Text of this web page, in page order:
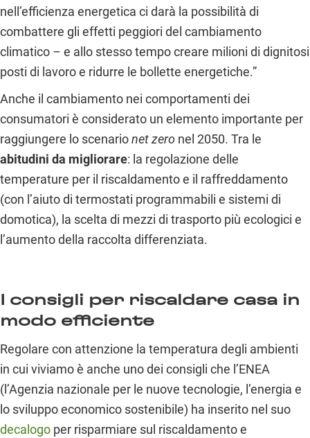
nell’efficienza energetica ci darà la possibilità di
combattere gli effetti peggiori del cambiamento
climatico – e allo stesso tempo creare milioni di dignitosi
posti di lavoro e ridurre le bollette energetiche.”
Anche il cambiamento nei comportamenti dei
consumatori è considerato un elemento importante per
raggiungere lo scenarionet zero nel 2050. Tra le
abitudini da migliorare: la regolazione delle
temperature per il riscaldamento e il raffreddamento
(con l’aiuto di termostati programmabili e sistemi di
domotica), la scelta di mezzi di trasporto più ecologici e
l’aumento della raccolta differenziata.
I consigli per riscaldare casa in
modo efficiente
Regolare con attenzione la temperatura degli ambienti
in cui viviamo è anche uno dei consigli che l’ENEA
(l’Agenzia nazionale per le nuove tecnologie, l’energia e
lo sviluppo economico sostenibile) ha inserito nel suo
decalogo per risparmiare sul riscaldamento e